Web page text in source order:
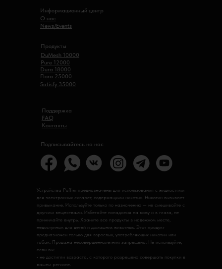
Поддержка
Подписывайтесь на нас
FAQ
Контакты
Продукты
Flora 25000
DuMesh 10000
Satisfy 35000
Pure 12000
Dura 18000
Информационный центр
О нас
News/Events
Устройства Puffmi предназначены для использования с жидкостями
для электронных сигарет, содержащими никотин. Никотин вызывает
привыкание. Используйте только по назначению — не смешивайте с
другими веществами. Избегайте попадания на кожу и в глаза, не
принимайте внутрь. Храните все продукты в надежном месте,
недоступном для детей и домашних животных. Этот продукт
предназначен только для взрослых, употребляющих никотин или
табак. Продажа несовершеннолетним запрещена. Не используйте,
если вы:
• не достигли возраста, с которого разрешено совершать покупки в
вашем регионе.